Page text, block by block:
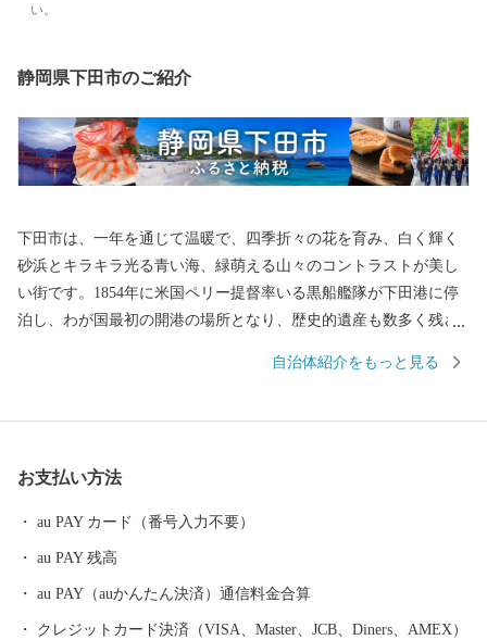
い。
静岡県下田市のご紹介
下田市は、一年を通じて温暖で、四季折々の花を育み、白く輝く
砂浜とキラキラ光る青い海、緑萌える山々のコントラストが美し
い街です。1854年に米国ペリー提督率いる黒船艦隊が下田港に停
泊し、わが国最初の開港の場所となり、歴史的遺産も数多く残さ
喫できる山海の幸、様々な魅力があふれる「ふるさと下田」を応
日・年末年始休み（12/29～1/3）】
自治体紹介をもっと見る
お支払い方法
au PAY カード（番号入力不要）
au PAY 残高
au PAY（auかんたん決済）通信料金合算
クレジットカード決済（VISA、Master、JCB、Diners、AMEX）